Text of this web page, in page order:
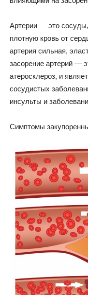
Артерии — это
плотную кровь от
артерия сильная,
засорение артерий —
атеросклероз, и
сосудистых
инсульты и
Симптомы